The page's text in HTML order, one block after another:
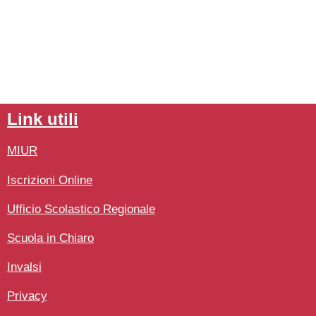
link utili
MIUR
Iscrizioni Online
Ufficio Scolastico Regionale
Scuola in Chiaro
Invalsi
Privacy